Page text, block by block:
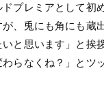
プレミアとして初
、兎にも角にも蔵
と思います」と挨
わらなくね？」とツ